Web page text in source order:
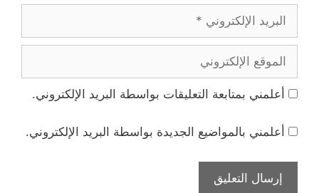
الإلكتروني
الإلكتروني
أعلمني بمتابعة التعليقات بواسطة البريد الإلكتروني.
أعلمني بالمواضيع الجديدة بواسطة البريد الإلكتروني.